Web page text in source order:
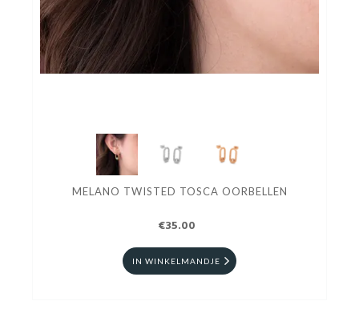
MELANO TWISTED TOSCA OORBELLEN
€35.00
IN WINKELMANDJE